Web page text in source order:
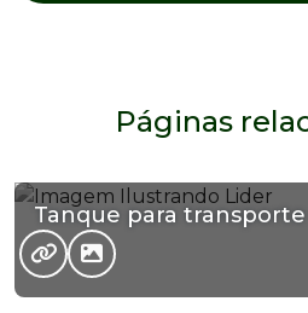
Páginas
Tanque para